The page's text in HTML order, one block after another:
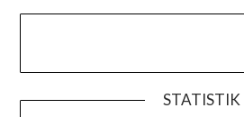
STATISTIK